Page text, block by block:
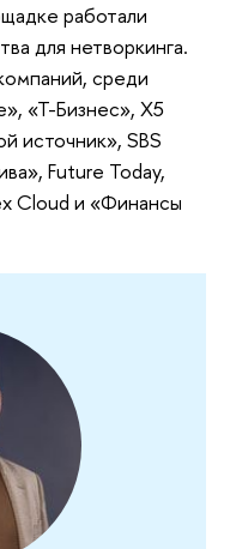
работали
для нетворкинга.
среди
«Т-Бизнес», Х5
источник», SBS
Future Today,
Cloud и «Финансы